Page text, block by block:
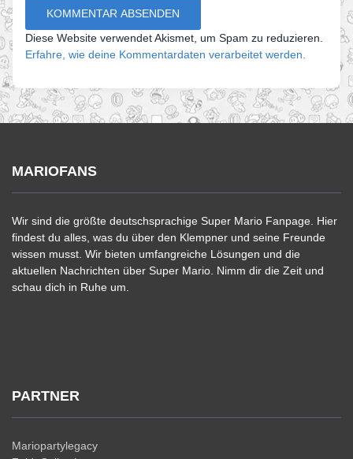
Diese Website verwendet Akismet, um Spam zu reduzieren.
Erfahre, wie deine Kommentardaten verarbeitet werden.
MARIOFANS
Wir sind die größte deutschsprachige Super Mario Fanpage. Hier
findest du alles, was du über den Klempner und seine Freunde
wissen musst. Wir bieten umfangreiche Lösungen und die
aktuellen Nachrichten über Super Mario. Nimm dir die Zeit und
schau dich in Ruhe um.
PARTNER
Mariopartylegacy